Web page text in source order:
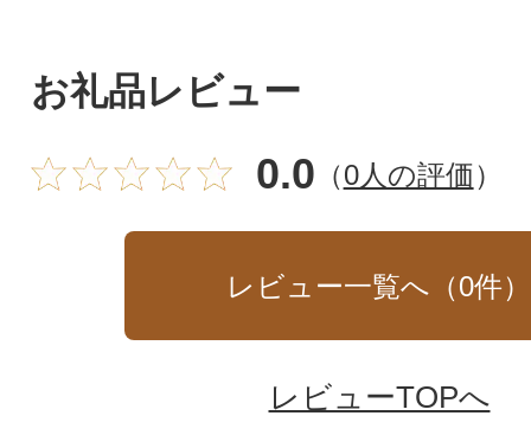
お礼品レビュー
0.0 （0人の評価）
レビュー一覧へ（0件）
レビューTOPへ